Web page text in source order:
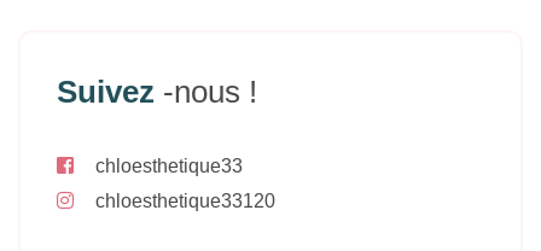
Suivez -nous !
chloesthetique33
chloesthetique33120